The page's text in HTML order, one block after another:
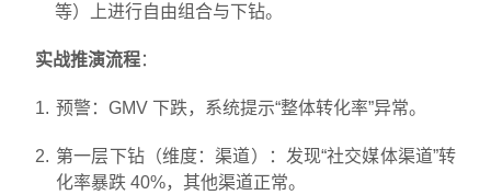
等）上进行自由组合与下钻。
实战推演流程：
预警：GMV 下跌，系统提示“整体转化率”异常。
第一层下钻（维度：渠道）：发现“社交媒体渠道”转
化率暴跌 40%，其他渠道正常。